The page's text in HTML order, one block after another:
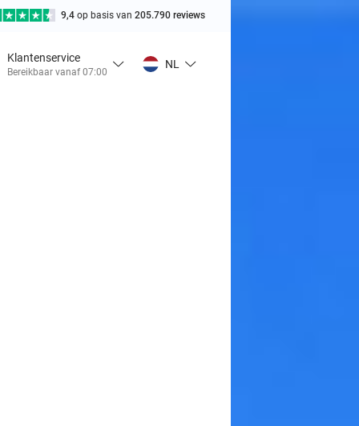
9,4 op basis van 205.790 reviews
Klantenservice
Bereikbaar vanaf 07:00
NL